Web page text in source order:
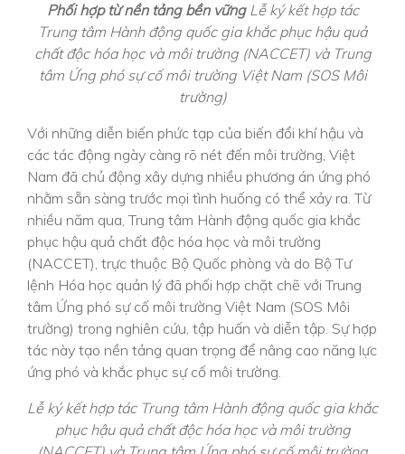
Phối hợp từ nền tảng bền vững Lễ ký kết hợp tác
Trung tâm Hành động quốc gia khắc phục hậu quả
chất độc hóa học và môi trường (NACCET) và Trung
tâm Ứng phó sự cố môi trường Việt Nam (SOS Môi
trường)
Với những diễn biến phức tạp của biến đổi khí hậu và
các tác động ngày càng rõ nét đến môi trường, Việt
Nam đã chủ động xây dựng nhiều phương án ứng phó
nhằm sẵn sàng trước mọi tình huống có thể xảy ra. Từ
nhiều năm qua, Trung tâm Hành động quốc gia khắc
phục hậu quả chất độc hóa học và môi trường
(NACCET), trực thuộc Bộ Quốc phòng và do Bộ Tư
lệnh Hóa học quản lý đã phối hợp chặt chẽ với Trung
tâm Ứng phó sự cố môi trường Việt Nam (SOS Môi
trường) trong nghiên cứu, tập huấn và diễn tập. Sự hợp
tác này tạo nền tảng quan trọng để nâng cao năng lực
ứng phó và khắc phục sự cố môi trường.
Lễ ký kết hợp tác Trung tâm Hành động quốc gia khắc
phục hậu quả chất độc hóa học và môi trường